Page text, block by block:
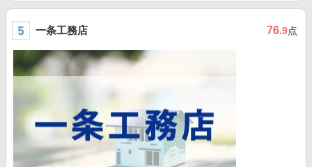
一条工務店 76.9点